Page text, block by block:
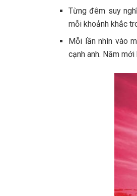
Từng đêm suy
mỗi khoảnh khắc
Mỗi lần nhìn vào
cạnh anh. Năm